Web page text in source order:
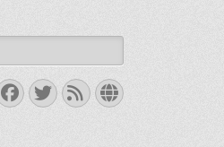
Facebook
Twitter
FeedWebsite